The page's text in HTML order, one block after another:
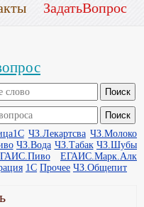
ЗадатьВопрос
ЧЗ.Лекартсва ЧЗ.Молоко
ЧЗ.Вода ЧЗ.Табак ЧЗ.Шубы
ЕГАИС.Марк.Алк
1С Прочее ЧЗ.Общепит